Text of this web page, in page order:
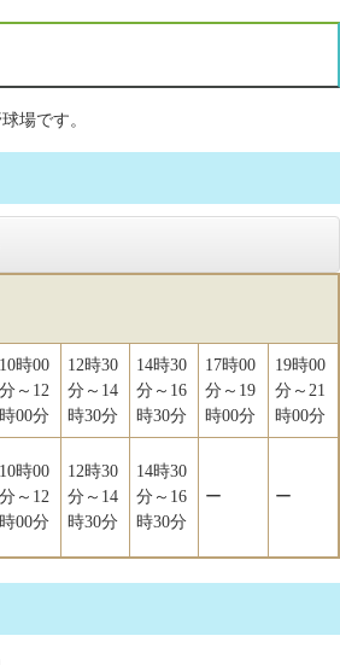
場です。
10時00
分～12
時00分
12時30
分～14
時30分
14時30
分～16
時30分
17時00
分～19
時00分
19時00
分～21
時00分
10時00
分～12
時00分
12時30
分～14
時30分
14時30
分～16
時30分
ー ー